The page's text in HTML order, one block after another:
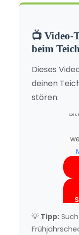
📺 Video-
beim Teich
Dieses
deinen
stören:
💡 Tipp: